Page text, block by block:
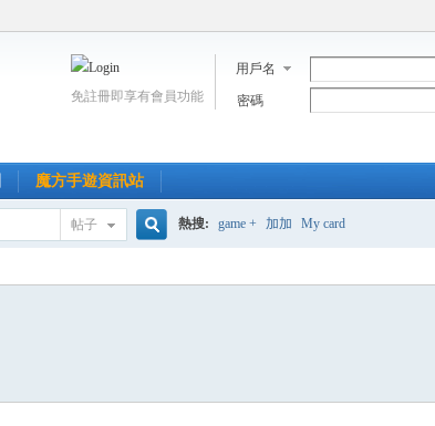
用戶名
密碼
免註冊即享有會員功能
魔方手遊資訊站
帖子 熱搜: game + 加加 My card